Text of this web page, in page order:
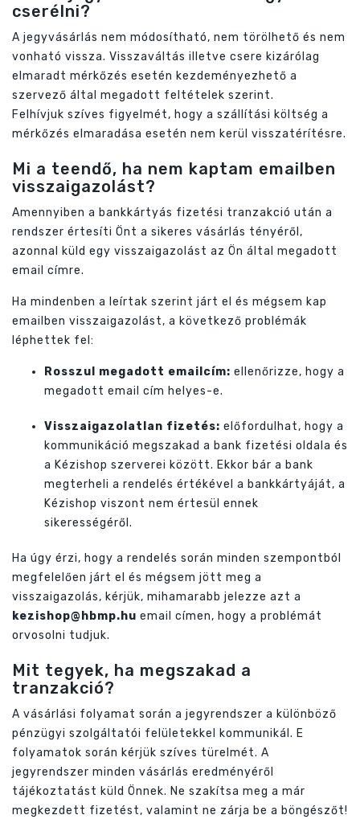
cserélni?
A jegyvásárlás nem módosítható, nem törölhető és nem
vonható vissza. Visszaváltás illetve csere kizárólag
elmaradt mérkőzés esetén kezdeményezhető a
szervező által megadott feltételek szerint.
Felhívjuk szíves figyelmét, hogy a szállítási költség a
mérkőzés elmaradása esetén nem kerül visszatérítésre.
Mi a teendő, ha nem kaptam emailben
visszaigazolást?
Amennyiben a bankkártyás fizetési tranzakció után a
rendszer értesíti Önt a sikeres vásárlás tényéről,
azonnal küld egy visszaigazolást az Ön által megadott
email címre.
Ha mindenben a leírtak szerint járt el és mégsem kap
emailben visszaigazolást, a következő problémák
léphettek fel:
Rosszul megadott emailcím: ellenőrizze, hogy a
megadott email cím helyes-e.
Visszaigazolatlan fizetés: előfordulhat, hogy a
kommunikáció megszakad a bank fizetési oldala és
a Kézishop szerverei között. Ekkor bár a bank
megterheli a rendelés értékével a bankkártyáját, a
Kézishop viszont nem értesül ennek
sikerességéről.
Ha úgy érzi, hogy a rendelés során minden szempontból
megfelelően járt el és mégsem jött meg a
visszaigazolás, kérjük, mihamarabb jelezze azt a
kezishop@hbmp.hu email címen, hogy a problémát
orvosolni tudjuk.
Mit tegyek, ha megszakad a
tranzakció?
A vásárlási folyamat során a jegyrendszer a különböző
pénzügyi szolgáltatói felületekkel kommunikál. E
folyamatok során kérjük szíves türelmét. A
jegyrendszer minden vásárlás eredményéről
tájékoztatást küld Önnek. Ne szakítsa meg a már
megkezdett fizetést, valamint ne zárja be a böngészőt!